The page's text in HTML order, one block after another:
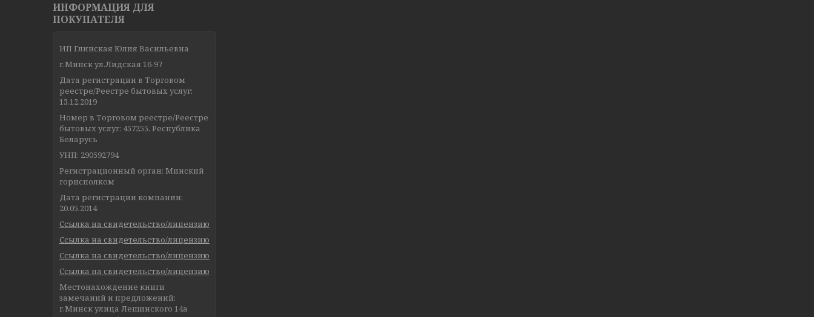
ИНФОРМАЦИЯ ДЛЯ
ПОКУПАТЕЛЯ
ИП Глинская Юлия Васильевна
г.Минск ул.Лидская 16-97
Дата регистрации в Торговом
реестре/Реестре бытовых услуг:
13.12.2019
Номер в Торговом реестре/Реестре
бытовых услуг: 457255, Республика
Беларусь
УНП: 290592794
Регистрационный орган: Минский
горисполком
Дата регистрации компании:
20.05.2014
Ссылка на свидетельство/лицензию
Ссылка на свидетельство/лицензию
Ссылка на свидетельство/лицензию
Ссылка на свидетельство/лицензию
Местонахождение книги
замечаний и предложений:
г.Минск улица Лещинского 14а